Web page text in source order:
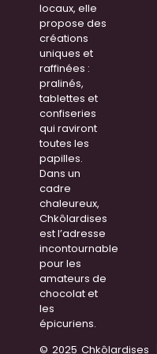
locaux, elle
propose des
créations
uniques et
raffinées :
pralinés,
tablettes et
confiseries
qui raviront
toutes les
papilles.
Dans un
cadre
chaleureux,
Chkôlardises
est l’adresse
incontournable
pour les
amateurs de
chocolat et
les
épicuriens.
© 2025 Chkôlardises ⎥